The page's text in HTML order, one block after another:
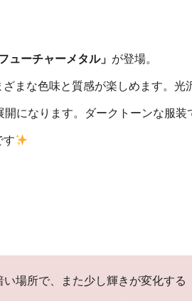
フューチャーメタル」 が登場。
まな色味と質感が楽しめます。光
になります。ダークトーンな服装
す
場所で、また少し輝きが変化する